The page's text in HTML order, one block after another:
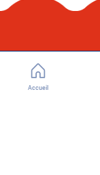
F.A.Q
Accueil